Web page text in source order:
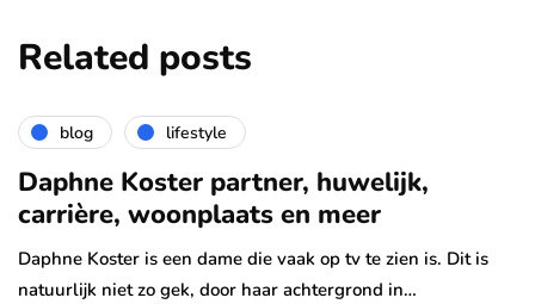
Related posts
blog lifestyle
Daphne Koster partner, huwelijk,
carrière, woonplaats en meer
Daphne Koster is een dame die vaak op tv te zien is. Dit is
natuurlijk niet zo gek, door haar achtergrond in…